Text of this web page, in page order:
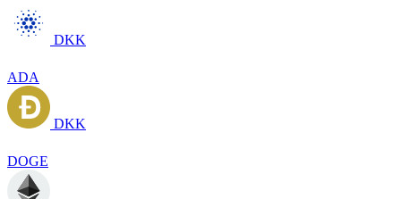
DKK
ADA
DKK
DOGE